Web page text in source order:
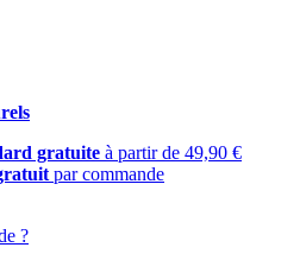
gratuite à partir de 49,90 €
par commande
?